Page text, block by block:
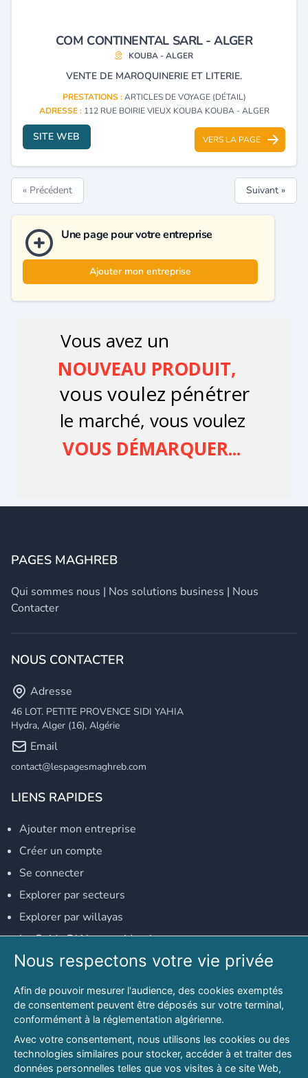
COM CONTINENTAL SARL - ALGER
KOUBA - ALGER
VENTE DE MAROQUINERIE ET LITERIE.
PRESTATIONS :ARTICLES DE VOYAGE (DÉTAIL)
ADRESSE : 112 RUE BOIRIE VIEUX KOUBA KOUBA - ALGER
SITE WEB VERS LA PAGE
« Précédent Suivant »
Une page pour votre entreprise
Ajouter mon entreprise
PAGES MAGHREB
Qui sommes nous | Nos solutions business | Nous
Contacter
NOUS CONTACTER
Adresse
46 LOT. PETITE PROVENCE SIDI YAHIA
Hydra, Alger (16), Algérie
Email
contact@lespagesmaghreb.com
LIENS RAPIDES
Ajouter mon entreprise
Créer un compte
Se connecter
Explorer par secteurs
Explorer par willayas
Le Guide D'Alger, guide-alger.com
NOS RÉSEAUX SOCIAUX
Notre page Facebook
Notre page LinkedIn
Notre page Instagram
Nous respectons votre vie privée
Afin de pouvoir mesurer l'audience, des cookies exemptés
de consentement peuvent être déposés sur votre terminal,
conformément à la réglementation algérienne.
Avec votre consentement, nous utilisons les cookies ou des
technologies similaires pour stocker, accéder à et traiter des
données personnelles telles que vos visites à ce site Web,